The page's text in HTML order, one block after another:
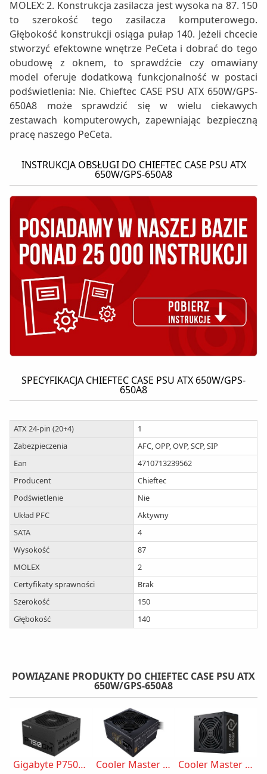
MOLEX: 2. Konstrukcja zasilacza jest wysoka na 87. 150
to szerokość tego zasilacza komputerowego.
Głębokość konstrukcji osiąga pułap 140. Jeżeli chcecie
stworzyć efektowne wnętrze PeCeta i dobrać do tego
obudowę z oknem, to sprawdźcie czy omawiany
model oferuje dodatkową funkcjonalność w postaci
podświetlenia: Nie. Chieftec CASE PSU ATX 650W/GPS-
650A8 może sprawdzić się w wielu ciekawych
zestawach komputerowych, zapewniając bezpieczną
pracę naszego PeCeta.
INSTRUKCJA OBSŁUGI DO CHIEFTEC CASE PSU ATX
650W/GPS-650A8
SPECYFIKACJA CHIEFTEC CASE PSU ATX 650W/GPS-
650A8
ATX 24-pin (20+4)
1
Zabezpieczenia
AFC, OPP, OVP, SCP, SIP
Ean
4710713239562
Producent
Chieftec
Podświetlenie
Nie
Układ PFC
Aktywny
SATA
4
Wysokość
87
MOLEX
2
Certyfikaty sprawności
Brak
Szerokość
150
Głębokość
140
POWIĄZANE PRODUKTY DO CHIEFTEC CASE PSU ATX
650W/GPS-650A8
Gigabyte P750GM 750W 80 Plus Gold Cooler Master MWE V2 650W 80 Plus Gold Cooler Master Elite Nex White W500